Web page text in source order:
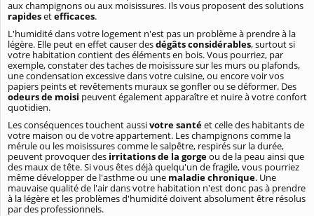
aux champignons ou aux moisissures. Ils vous proposent des solutions
rapidesetefficaces.
L'humidité dans votre logement n'est pas un problème à prendre à la
légère. Elle peut en effet causer desdégâts considérables, surtout si
votre habitation contient des éléments en bois. Vous pourriez, par
exemple, constater des taches de moisissure sur les murs ou plafonds,
une condensation excessive dans votre cuisine, ou encore voir vos
papiers peints et revêtements muraux se gonfler ou se déformer. Des
odeurs de moisi peuvent également apparaître et nuire à votre confort
quotidien.
Les conséquences touchent aussivotre santéet celle des habitants de
votre maison ou de votre appartement. Les champignons comme la
mérule ou les moisissures comme le salpêtre, respirés sur la durée,
peuvent provoquer des irritations de la gorgeou de la peau ainsi que
des maux de tête. Si vous êtes déjà quelqu'un de fragile, vous pourriez
même développer de l'asthme ou une maladie chronique. Une
mauvaise qualité de l'air dans votre habitation n'est donc pas à prendre
à la légère et les problèmes d'humidité doivent absolument être résolus
par des professionnels.